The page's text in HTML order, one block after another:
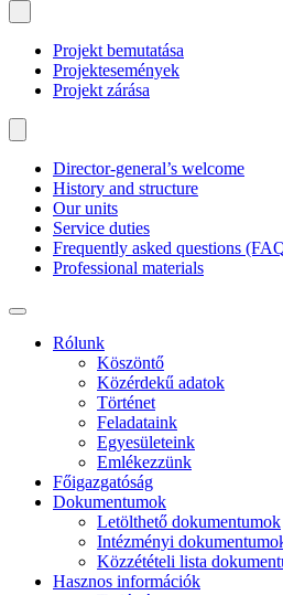
Projekt bemutatása
Projektesemények
Projekt zárása
Director-general’s welcome
History and structure
Our units
Service duties
Frequently asked questions
Professional materials
Rólunk
Köszöntő
Közérdekű adatok
Történet
Feladataink
Egyesületeink
Emlékezzünk
Főigazgatóság
Dokumentumok
Letölthető dokumentumok
Intézményi
Közzétételi lista
Hasznos információk